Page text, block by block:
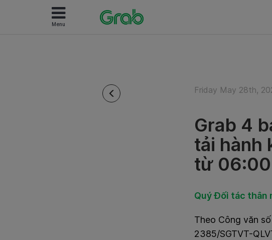
Menu
Friday May 28th,
Grab 4
tải hành
từ
Quý Đối tác thân
Theo Công văn số
2385/SGTVT-